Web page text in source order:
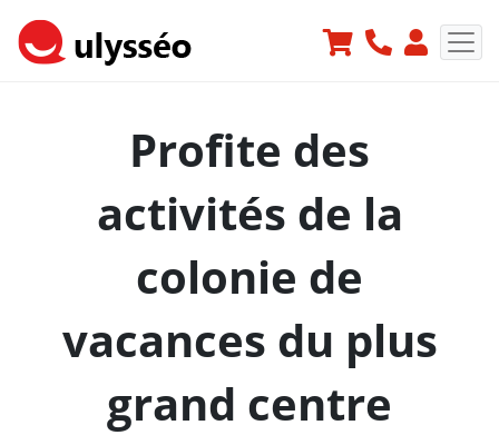
Profite des
activités de la
colonie de
vacances du plus
grand centre